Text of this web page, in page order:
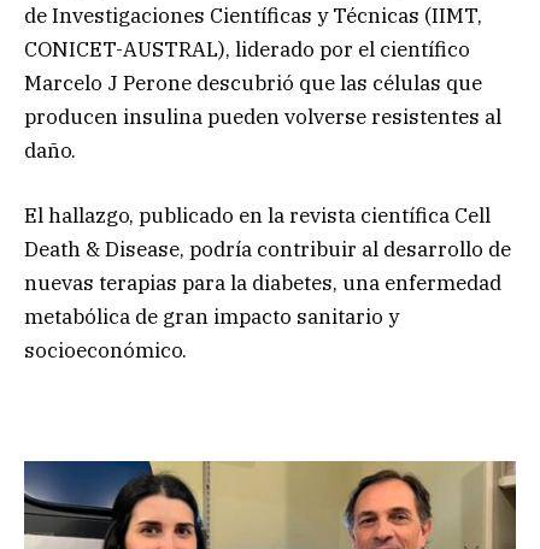
de Investigaciones Científicas y Técnicas (IIMT,
CONICET-AUSTRAL), liderado por el científico
Marcelo J Perone descubrió que las células que
producen insulina pueden volverse resistentes al
daño.
El hallazgo, publicado en la revista científica Cell
Death & Disease, podría contribuir al desarrollo de
nuevas terapias para la diabetes, una enfermedad
metabólica de gran impacto sanitario y
socioeconómico.